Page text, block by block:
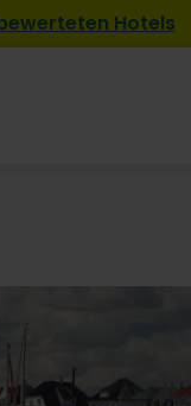
Hotels